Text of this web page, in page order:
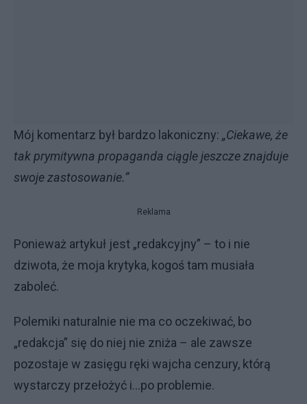
Mój komentarz był bardzo lakoniczny: „Ciekawe, że
tak prymitywna propaganda ciągle jeszcze znajduje
swoje zastosowanie.”
Reklama
Ponieważ artykuł jest „redakcyjny” – to i nie
dziwota, że moja krytyka, kogoś tam musiała
zaboleć.
Polemiki naturalnie nie ma co oczekiwać, bo
„redakcja” się do niej nie zniża – ale zawsze
pozostaje w zasięgu ręki wajcha cenzury, którą
wystarczy przełożyć i...po problemie.